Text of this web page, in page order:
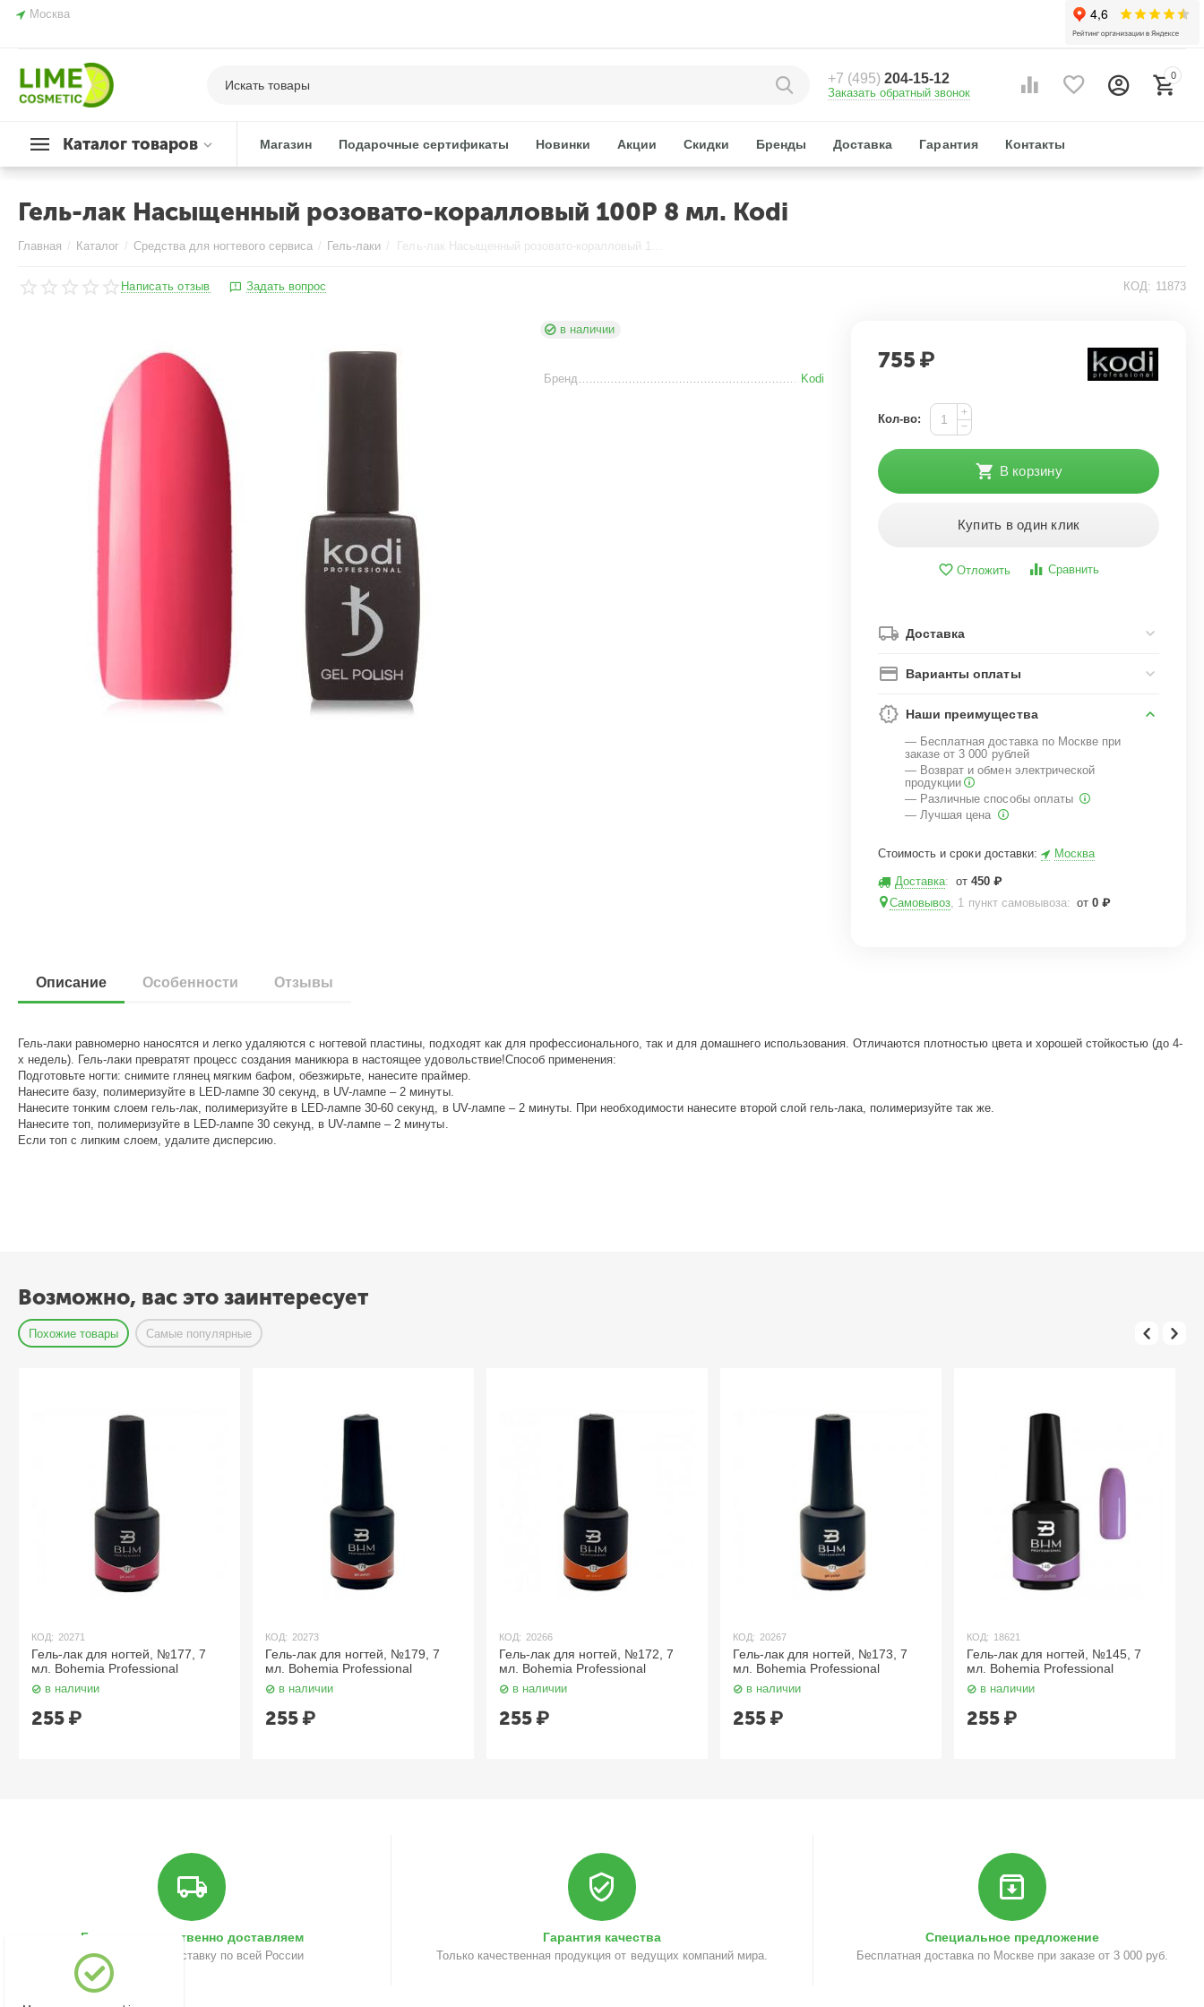
Москва
+7 (495)204-15-12
Заказать обратный звонок
0
Каталог товаров Магазин Подарочные сертификаты Новинки Акции Скидки Бренды Доставка Гарантия Контакты
Гель-лак Насыщенный розовато-коралловый 100Р 8 мл. Kodi
Главная / Каталог / Средства для ногтевого сервиса / Гель-лаки / Гель-лак Насыщенный розовато-коралловый 100Р 8 мл. Kodi
Написать отзыв Задать вопрос КОД: 11873
в наличии
Бренд Kodi
755 ₽
Кол-во:
+
−
В корзину
Купить в один клик
Отложить Сравнить
Доставка
Варианты оплаты
Наши преимущества
— Бесплатная доставка по Москве при
заказе от 3 000 рублей
— Возврат и обмен электрической
продукции
— Различные способы оплаты
— Лучшая цена
Стоимость и сроки доставки: Москва
Доставка: от 450 ₽
Самовывоз, 1 пункт самовывоза: от 0 ₽
Описание Особенности Отзывы
Гель-лаки равномерно наносятся и легко удаляются с ногтевой пластины, подходят как для профессионального, так и для домашнего использования. Отличаются плотностью цвета и хорошей стойкостью (до 4-
х недель). Гель-лаки превратят процесс создания маникюра в настоящее удовольствие!Способ применения:
Подготовьте ногти: снимите глянец мягким бафом, обезжирьте, нанесите праймер.
Нанесите базу, полимеризуйте в LED-лампе 30 секунд, в UV-лампе – 2 минуты.
Нанесите тонким слоем гель-лак, полимеризуйте в LED-лампе 30-60 секунд, в UV-лампе – 2 минуты. При необходимости нанесите второй слой гель-лака, полимеризуйте так же.
Нанесите топ, полимеризуйте в LED-лампе 30 секунд, в UV-лампе – 2 минуты.
Если топ с липким слоем, удалите дисперсию.
Возможно, вас это заинтересует
Похожие товары Самые популярные
КОД: 20271
Гель-лак для ногтей, №177, 7
мл. Bohemia Professional
в наличии
255 ₽
КОД: 20273
Гель-лак для ногтей, №179, 7
мл. Bohemia Professional
в наличии
255 ₽
КОД: 20266
Гель-лак для ногтей, №172, 7
мл. Bohemia Professional
в наличии
255 ₽
КОД: 20267
Гель-лак для ногтей, №173, 7
мл. Bohemia Professional
в наличии
255 ₽
КОД: 18621
Гель-лак для ногтей, №145, 7
мл. Bohemia Professional
в наличии
255 ₽
Быстро и качественно доставляем
Осуществляем доставку по всей России
Гарантия качества
Только качественная продукция от ведущих компаний мира.
Специальное предложение
Бесплатная доставка по Москве при заказе от 3 000 руб.